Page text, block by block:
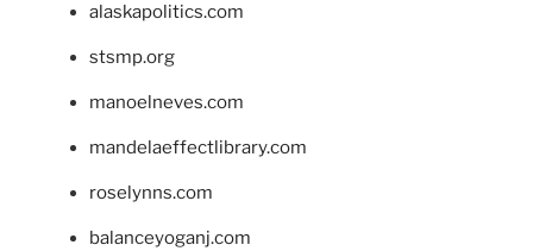
alaskapolitics.com
stsmp.org
manoelneves.com
mandelaeffectlibrary.com
roselynns.com
balanceyoganj.com